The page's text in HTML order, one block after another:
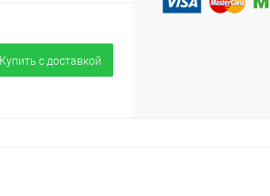
Купить c доставкой